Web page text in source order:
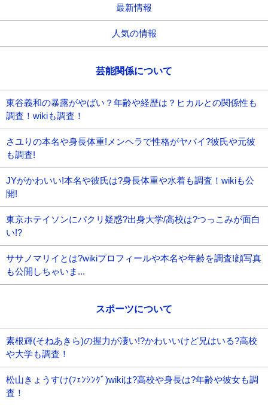
最新情報
人気の情報
芸能関係について
東谷義和の暴露がやばい？年齢や経歴は？ヒカルとの関係性も
調査！wikiも調査！
さユりの本名や身長体重!メンヘラで性格がヤバイ?彼氏や元彼
も調査!
JYがかわいい!本名や彼氏は?身長体重や水着も調査！wikiも公
開!
東京ホテイソンにパクリ疑惑?出身大学/高校は?つっこみが面白
い!?
ササノマリイとは?wikiプロフィールや本名や年齢を調査!顔写真
も公開しちゃいま...
スポーツについて
素根輝(そねあきら)の握力が凄い!?かわいいけど兄はいる?高校
や大学も調査！
松山きょうすけ(ﾌｪﾝｼﾝｸﾞ)wikiは?高校や身長は?年齢や彼女も調
査！